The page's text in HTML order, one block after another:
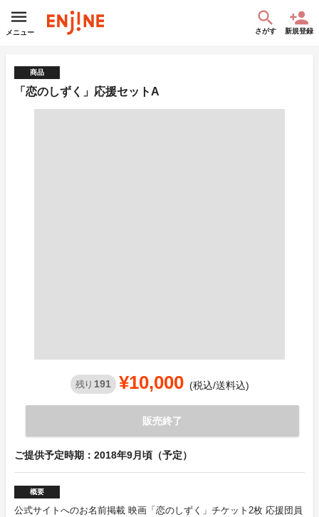
メニュー さがす 新規登録
商品
「恋のしずく」応援セットA
残り 191 ¥10,000 (税込/送料込)
販売終了
ご提供予定時期：2018年9月頃（予定）
概要
公式サイトへのお名前掲載 映画「恋のしずく」チケット2枚 応援団員